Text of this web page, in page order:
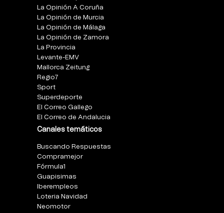
La Opinión A Coruña
La Opinión de Murcia
La Opinión de Málaga
La Opinión de Zamora
La Provincia
Levante-EMV
Mallorca Zeitung
Regio7
Sport
Superdeporte
El Correo Gallego
El Correo de Andalucia
Canales temáticos
Buscando Respuestas
Compramejor
Fórmula1
Guapisimas
Iberempleos
Loteria Navidad
Neomotor